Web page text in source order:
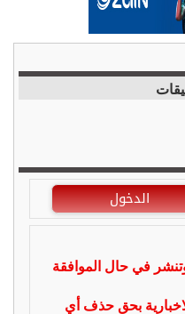
الدخول
في حال الموافقة
بحق حذف أي